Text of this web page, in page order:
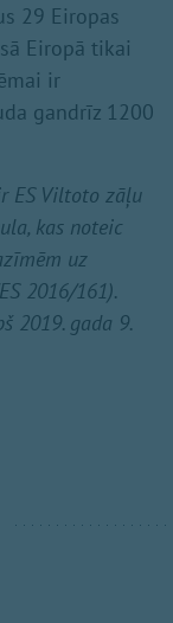
29 Eiropas
Eiropā tikai
ir
gandrīz 1200
ES Viltoto zāļu
kas noteic
uz
2016/161).
2019. gada 9.